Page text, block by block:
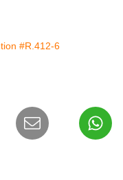
#R.412-6